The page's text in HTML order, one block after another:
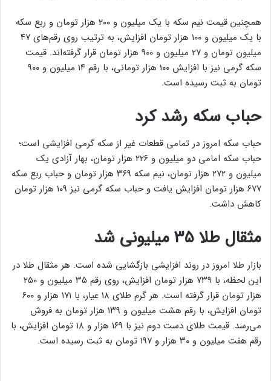
همچنین قیمت نیم سکه با یک میلیون و ۲۰۰ هزار تومان و ربع سکه
با یک میلیون و ۱۰۰ هزار تومان افزایش، به ترتیب روی رقم‌های ۴۷
میلیون تومان و ۲۷ میلیون و ۹۰۰ هزار تومان قرار گرفته‌اند. قیمت
سکه گرمی نیز با افزایش ۱۰۰ هزار تومانی، با رقم ۱۴ میلیون و ۹۰۰
تومان به ثبت رسیده است.
حباب سکه رشد کرد
حباب سکه امروز در تمامی قطعات غیر از سکه گرمی افزایشی است؛
حباب سکه امامی دو میلیون و ۲۲۶ هزار تومان، بهار آزادی یک
میلیون و ۲۷۲ هزار تومان، نیم سکه ۳۶۹ هزار تومان و حباب ربع سکه
۶۷۷ هزار تومان افزایش یافت و حباب سکه گرمی نیز ۱۰۹ هزار تومان
کاهش داشت.
مثقال طلا ۳۵ میلیونی شد
بازار طلا امروز در روند افزایشی بازگشایی شده است. هر مثقال طلا در
این لحظه، با ۷۳۹ هزار تومان افزایش، روی رقم ۳۵ میلیون و ۲۵۰
هزار تومان قرار گرفته است. هر گرم طلای ۱۸ عیار، با ۱۷۱ هزار و ۶۰۰
تومان افزایش، با رقم هشت میلیون و ۱۳۹ هزار تومان به فروش
می‌رسد. قیمت طلای دست دوم نیز با ۱۶۹ هزار و ۱۸ تومان افزایش، با
رقم هفت میلیون و ۳۰ هزار و ۱۹۷ تومان به ثبت رسیده است.